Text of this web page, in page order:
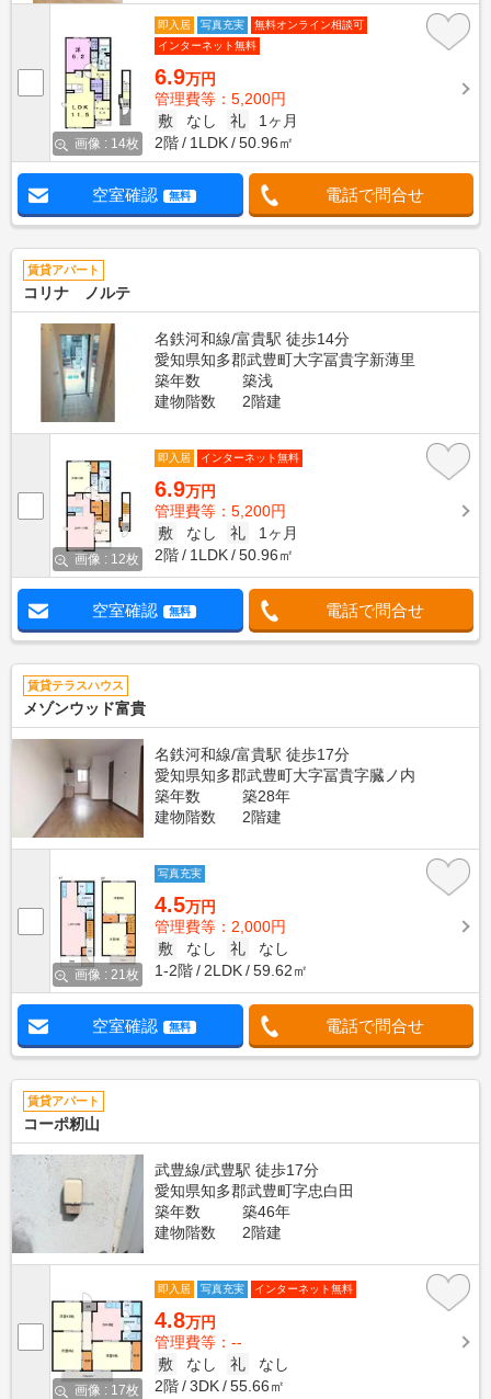
画像 : 14枚
即入居 写真充実
無料オンライン相談可
インターネット無料
6.9万円
管理費等：5,200円
敷
なし 礼
1ヶ月
2階
1LDK 50.96㎡
空室確認 無料 電話で問合せ
賃貸アパート
コリナ ノルテ
名鉄河和線/富貴駅 徒歩14分
愛知県知多郡武豊町大字冨貴字新薄里
築年数
築浅
建物階数
2階建
画像 : 12枚
即入居 インターネット無料
6.9万円
管理費等：5,200円
敷
なし 礼
1ヶ月
2階
1LDK 50.96㎡
空室確認 無料 電話で問合せ
賃貸テラスハウス
メゾンウッド富貴
名鉄河和線/富貴駅 徒歩17分
愛知県知多郡武豊町大字冨貴字臓ノ内
築年数
築28年
建物階数
2階建
画像 : 21枚
写真充実
4.5万円
管理費等：2,000円
敷
なし 礼
なし
1-2階
2LDK 59.62㎡
空室確認 無料 電話で問合せ
賃貸アパート
コーポ籾山
武豊線/武豊駅 徒歩17分
愛知県知多郡武豊町字忠白田
築年数
築46年
建物階数
2階建
画像 : 17枚
即入居 写真充実 インターネット無料
4.8万円
管理費等：--
敷
なし 礼
なし
2階
3DK 55.66㎡